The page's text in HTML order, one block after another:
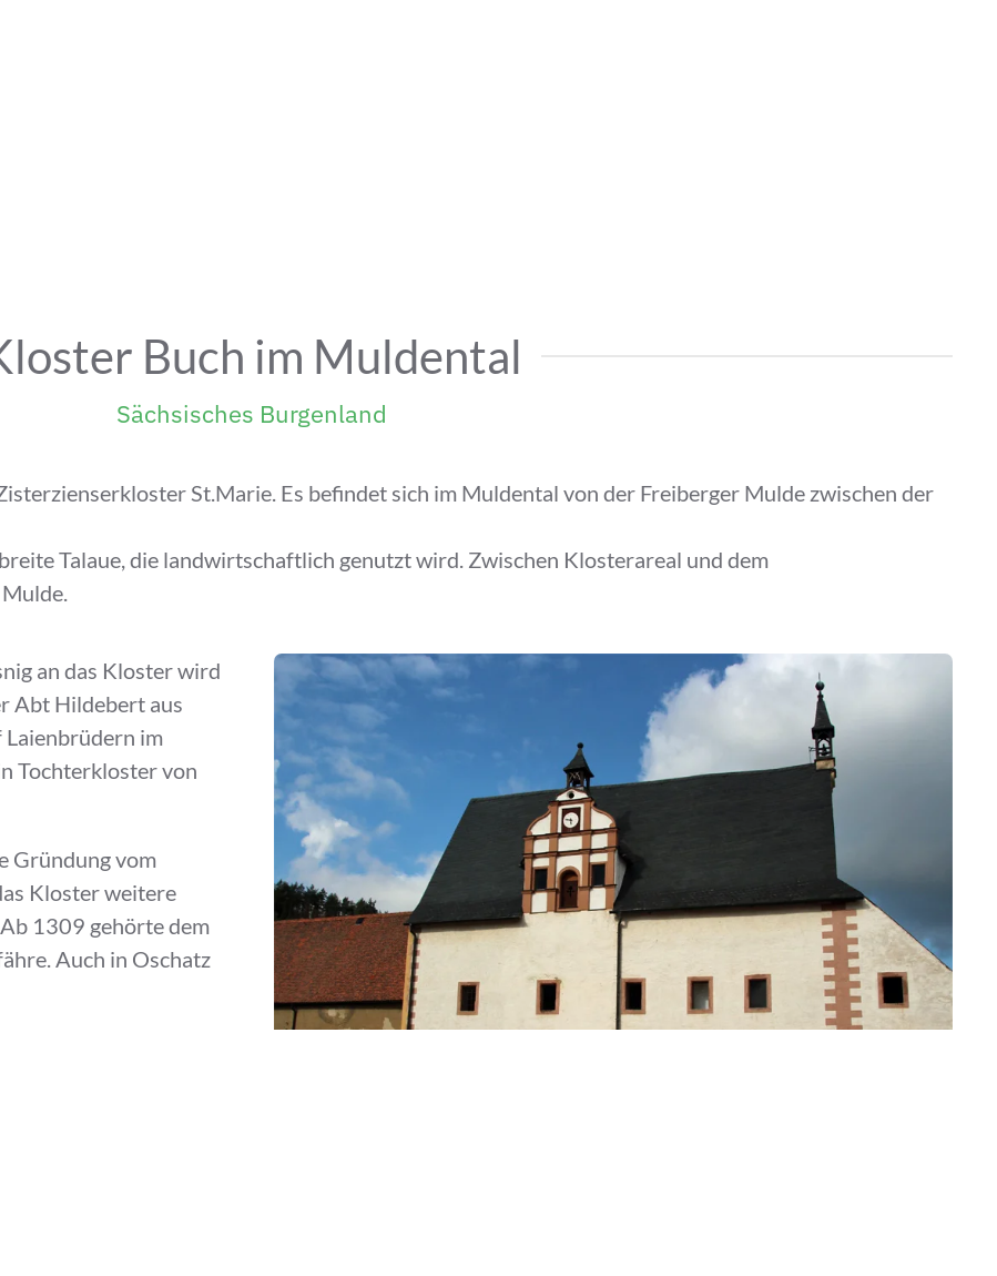
Buch im Muldental
Sächsisches Burgenland
St.Marie. Es befindet sich im Muldental von der Freiberger Mulde zwischen der
Talaue, die landwirtschaftlich genutzt wird. Zwischen Klosterareal und dem
an das Kloster wird
Abt Hildebert aus
im
Tochterkloster von
Gründung vom
Kloster weitere
1309 gehörte dem
Auch in Oschatz